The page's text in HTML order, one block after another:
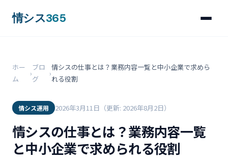
情シス365
ホー
ム
›
ブロ
グ
›
情シスの仕事とは？業務内容一覧と中小企業で求めら
れる役割
情シス運用 2026年3月11日 （更新: 2026年8月2日）
情シスの仕事とは？業務内容一覧
と中小企業で求められる役割